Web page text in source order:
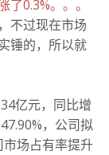
0.3%。。。
不过现在市场
锤的，所以就
亿元，同比增
，公司拟
场占有率提升